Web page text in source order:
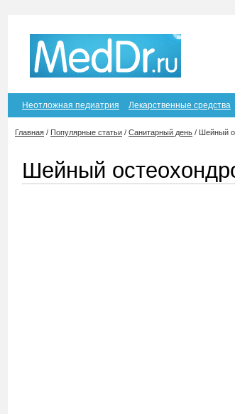
Неотложная педиатрия Лекарственные средства
Главная / Популярные статьи / Санитарный день / Шейный
Шейный